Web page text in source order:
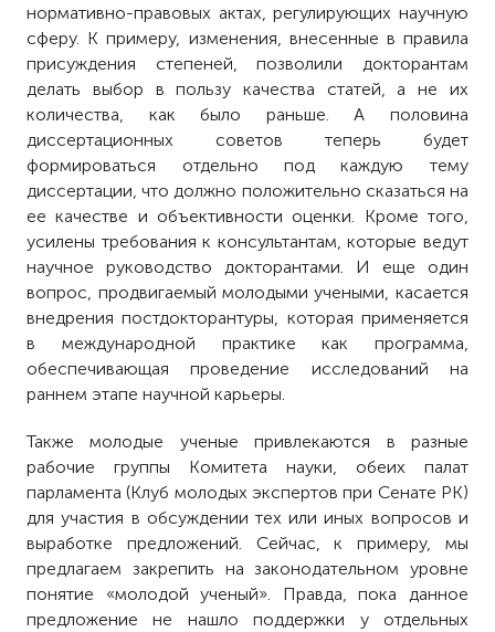
нормативно-правовых актах, регулирующих научную
сферу. К примеру, изменения, внесенные в правила
присуждения степеней, позволили докторантам
делать выбор в пользу качества статей, а не их
количества, как было раньше. А половина
диссертационных советов теперь будет
формироваться отдельно под каждую тему
диссертации, что должно положительно сказаться на
ее качестве и объективности оценки. Кроме того,
усилены требования к консультантам, которые ведут
научное руководство докторантами. И еще один
вопрос, продвигаемый молодыми учеными, касается
внедрения постдокторантуры, которая применяется
в международной практике как программа,
обеспечивающая проведение исследований на
раннем этапе научной карьеры.
Также молодые ученые привлекаются в разные
рабочие группы Комитета науки, обеих палат
парламента (Клуб молодых экспертов при Сенате РК)
для участия в обсуждении тех или иных вопросов и
выработке предложений. Сейчас, к примеру, мы
предлагаем закрепить на законодательном уровне
понятие «молодой ученый». Правда, пока данное
предложение не нашло поддержки у отдельных